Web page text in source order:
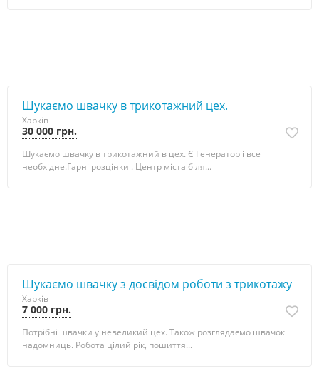
Шукаємо швачку в трикотажний цех.
Харків
30 000 грн.
Шукаємо швачку в трикотажний в цех. Є Генератор і все
необхідне.Гарні розцінки . Центр міста біля...
Шукаємо швачку з досвідом роботи з трикотажу
Харків
7 000 грн.
Потрібні швачки у невеликий цех. Також розглядаємо швачок
надомниць. Робота цілий рік, пошиття...